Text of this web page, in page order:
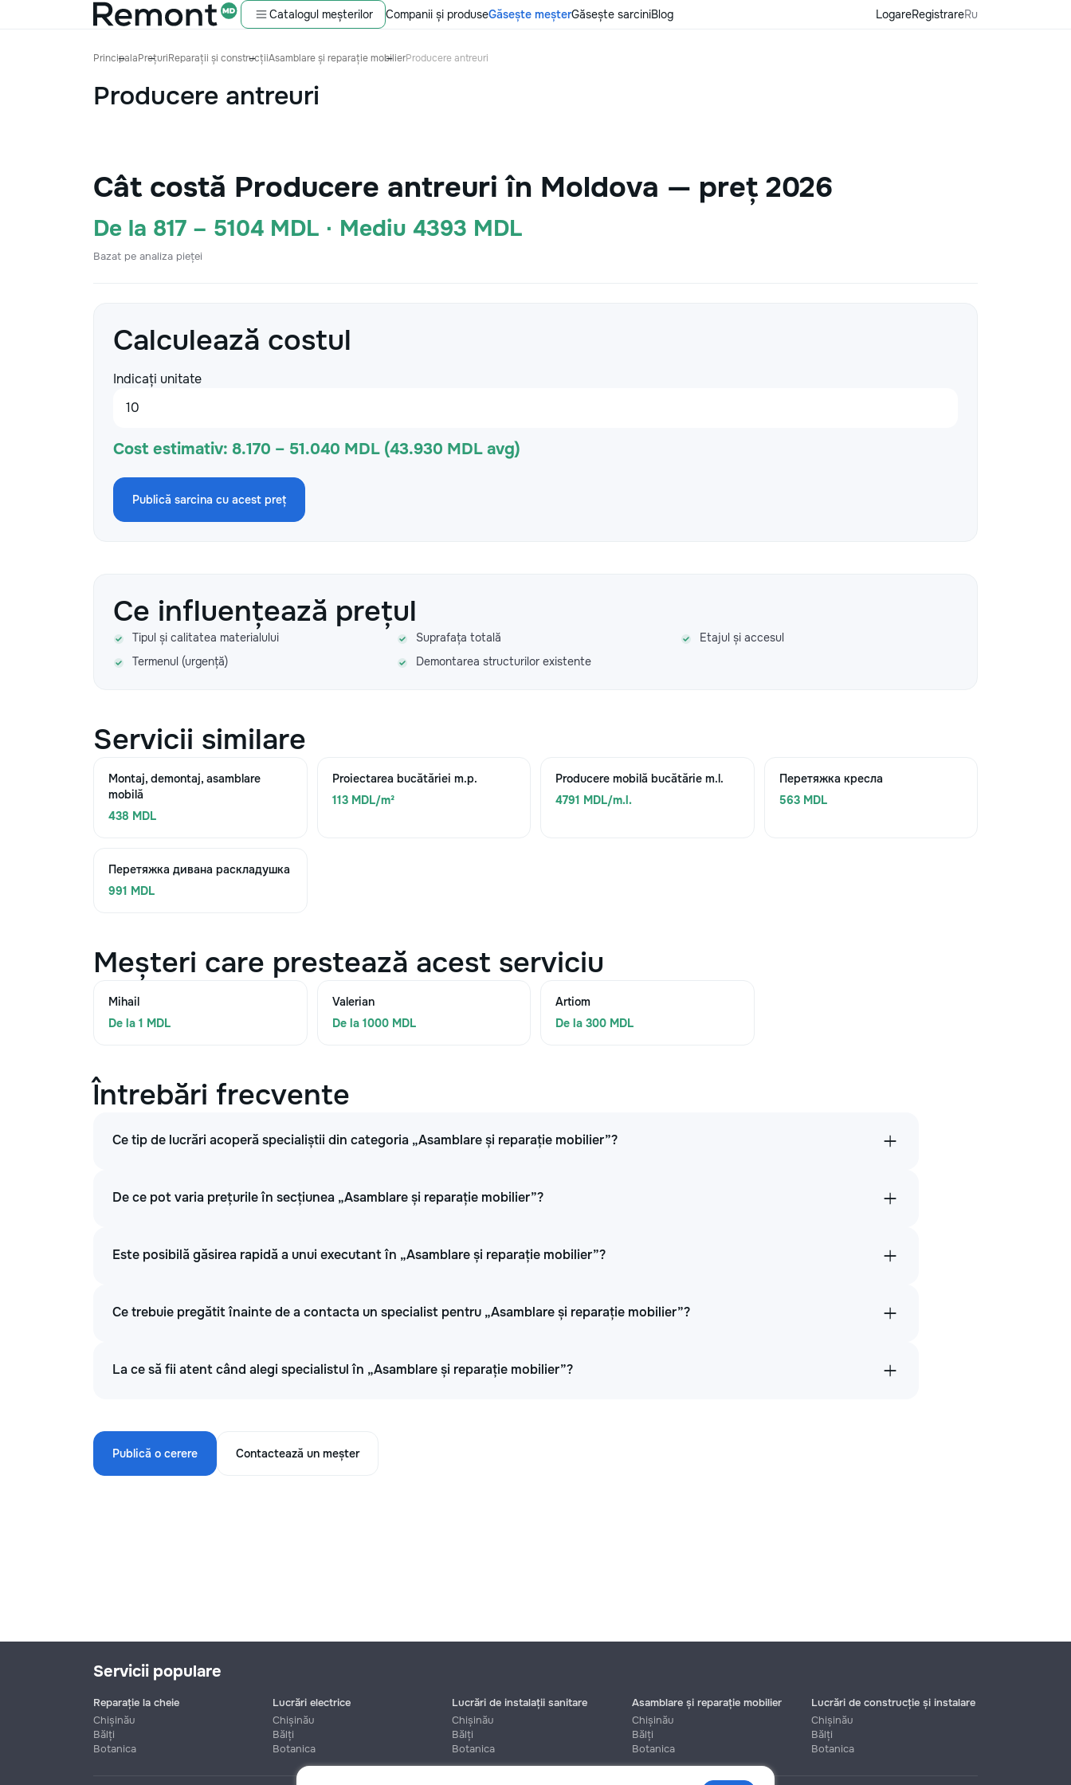
Catalogul meșterilor Companii și produseGăsește meșterGăsește sarciniBlog LogareRegistrareRu
PrincipalaPrețuriReparații și construcțiiAsamblare și reparație mobilierProducere antreuri
Producere antreuri
Cât costă Producere antreuri în Moldova — preț 2026
De la 817 – 5104 MDL · Mediu 4393 MDL
Bazat pe analiza pieței
Calculează costul
Indicați unitate
Cost estimativ: 8.170 – 51.040 MDL (43.930 MDL avg)
Publică sarcina cu acest preț
Ce influențează prețul
Tipul și calitatea materialului Suprafața totală
Etajul și accesul
Termenul (urgență)
Demontarea structurilor existente
Servicii similare
Montaj, demontaj, asamblare
mobilă
438 MDL
Proiectarea bucătăriei m.p.
113 MDL/m²
Producere mobilă bucătărie m.l.
4791 MDL/m.l.
Перетяжка кресла
563 MDL
Перетяжка дивана раскладушка
991 MDL
Meșteri care prestează acest serviciu
Mihail
De la 1 MDL
Valerian
De la 1000 MDL
Artiom
De la 300 MDL
Întrebări frecvente
Ce tip de lucrări acoperă specialiștii din categoria „Asamblare și reparație mobilier”?
De ce pot varia prețurile în secțiunea „Asamblare și reparație mobilier”?
Este posibilă găsirea rapidă a unui executant în „Asamblare și reparație mobilier”?
Ce trebuie pregătit înainte de a contacta un specialist pentru „Asamblare și reparație mobilier”?
La ce să fii atent când alegi specialistul în „Asamblare și reparație mobilier”?
Publică o cerere Contactează un meșter
Servicii populare
Reparație la cheie
Chișinău
Bălți
Botanica
Lucrări electrice
Chișinău
Bălți
Botanica
Lucrări de instalații sanitare
Chișinău
Bălți
Botanica
Asamblare și reparație mobilier
Chișinău
Bălți
Botanica
Lucrări de construcție și instalare
Chișinău
Bălți
Botanica